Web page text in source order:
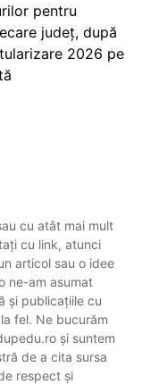
pentru
județ, după
2026 pe
cu atât mai mult
cu link, atunci
articol sau o idee
ne-am asumat
și publicațiile cu
fel. Ne bucurăm
și suntem
de a cita sursa
respect și